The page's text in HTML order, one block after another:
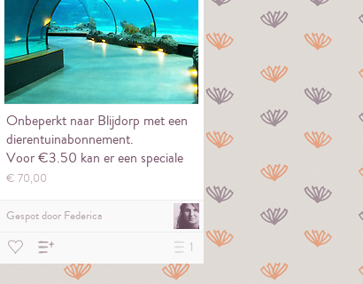
Onbeperkt naar Blijdorp met een
dierentuinabonnement.
Voor €3.50 kan er een speciale
rondleiding bij…
€ 70,00
Gespot door Federica
1